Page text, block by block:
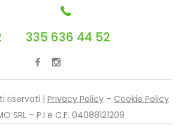
335 636 44 52
riservati | Privacy Policy– Cookie Policy
SRL – P.I e C.F. 04088121209